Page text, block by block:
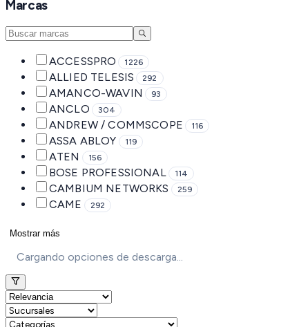
Marcas
ACCESSPRO 1226
ALLIED TELESIS 292
AMANCO-WAVIN 93
ANCLO 304
ANDREW / COMMSCOPE 116
ASSA ABLOY 119
ATEN 156
BOSE PROFESSIONAL 114
CAMBIUM NETWORKS 259
CAME 292
Mostrar más
Cargando opciones de descarga...